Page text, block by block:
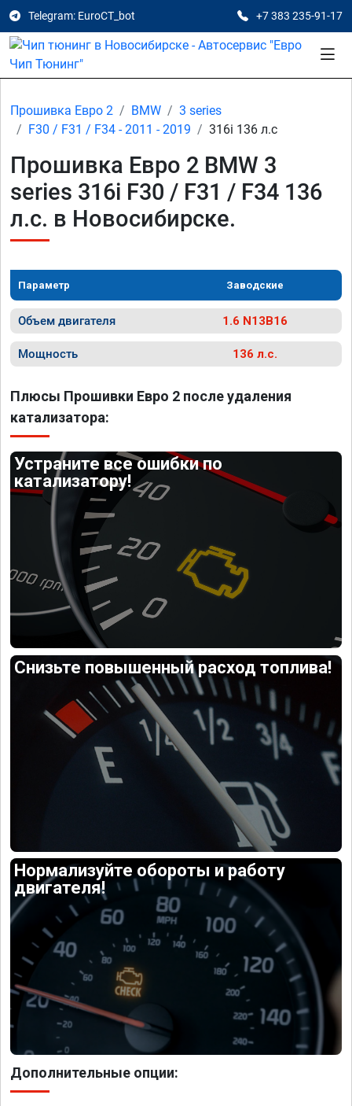
Telegram: EuroCT_bot +7 383 235-91-17
Прошивка Евро 2 BMW
3 series
F30 / F31 / F34 - 2011 - 2019
316i 136 л.с
Прошивка Евро 2 BMW 3
series 316i F30 / F31 / F34 136
л.с. в Новосибирске.
Параметр Заводские
Объем двигателя 1.6 N13B16
Мощность 136 л.с.
Плюсы Прошивки Евро 2 после удаления
катализатора:
Устраните все ошибки по
катализатору!
Снизьте повышенный расход топлива!
Нормализуйте обороты и работу
двигателя!
Дополнительные опции: